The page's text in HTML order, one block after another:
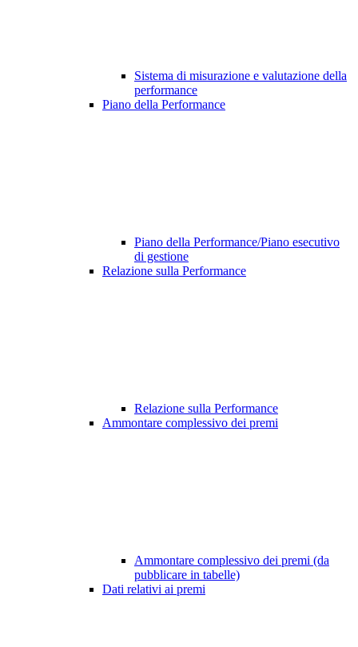
Sistema di misurazione e valutazione della
performance
Piano della Performance
Piano della Performance/Piano esecutivo
di gestione
Relazione sulla Performance
Relazione sulla Performance
Ammontare complessivo dei premi
Ammontare complessivo dei premi (da
pubblicare in tabelle)
Dati relativi ai premi